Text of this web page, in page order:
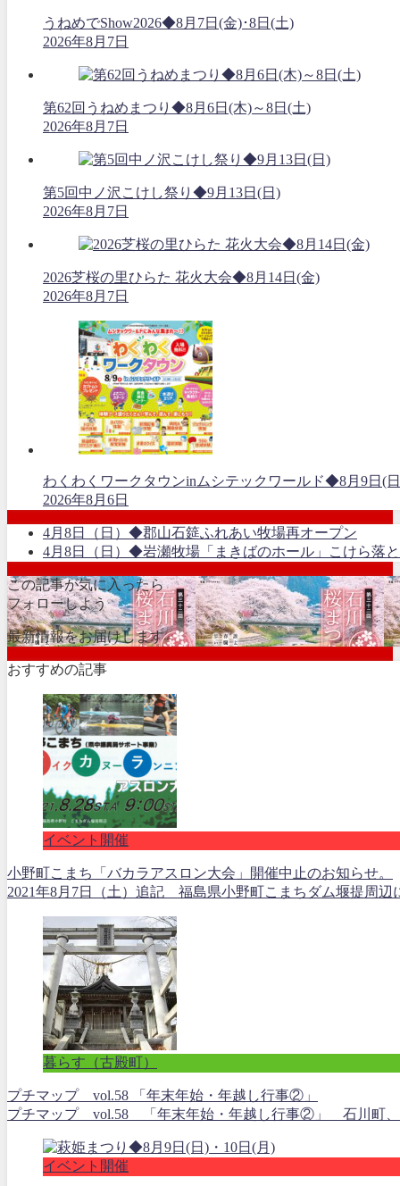
うねめでShow2026◆8月7日(金)･8日(土)
2026年8月7日
第62回うねめまつり◆8月6日(木)～8日(土)
2026年8月7日
第5回中ノ沢こけし祭り◆9月13日(日)
2026年8月7日
2026芝桜の里ひらた 花火大会◆8月14日(金)
2026年8月7日
わくわくワークタウンinムシテックワールド◆8月9日(
2026年8月6日
4月8日（日）◆郡山石筵ふれあい牧場再オープン
4月8日（日）◆岩瀬牧場「まきばのホール」こけら落
この記事が気に入ったら
フォローしよう
最新情報をお届けします
おすすめの記事
イベント開催
小野町こまち「バカラアスロン大会」開催中止のお知らせ。
2021年8月7日（土）追記 福島県小野町こまちダム堰提周
暮らす（古殿町）
プチマップ vol.58 「年末年始・年越し行事②」
プチマップ vol.58 「年末年始・年越し行事②」 石川町、
イベント開催